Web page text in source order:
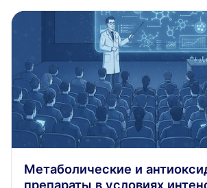
контроль функционального
примере подготовки
национальных сборных команд
имеет трудоемкость освоения 1
академический час.
Метаболические и
препараты в условиях